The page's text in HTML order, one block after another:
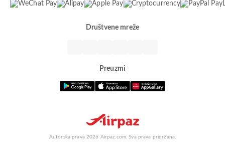
Društvene mreže
Preuzmi
Autorska prava 2026 Airpaz.com. Sva prava pridržana.